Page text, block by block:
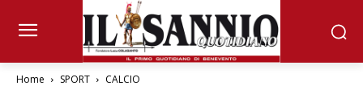
Home SPORT CALCIO